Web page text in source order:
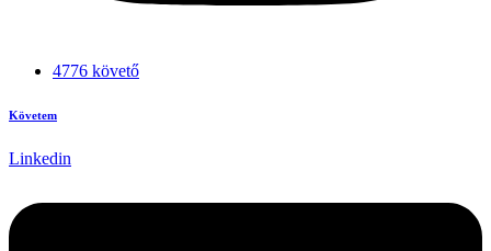
4776 követő
Követem
Linkedin